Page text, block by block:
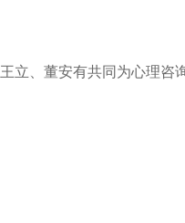
王立、董安有共同为心理咨